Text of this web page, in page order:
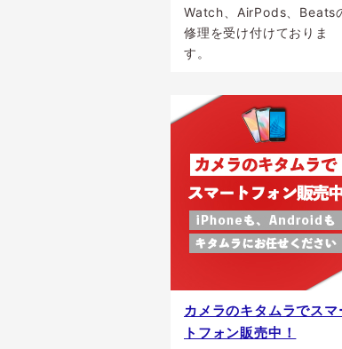
Watch、AirPods、Beats
修理を受け付けておりま
す。
カメラのキタムラでスマ
トフォン販売中！